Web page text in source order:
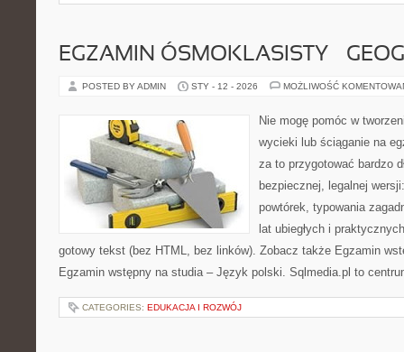
EGZAMIN ÓSMOKLASISTY –
POSTED BY ADMIN STY - 12 - 2026 MOŻLIWOŚĆ
Nie mogę pomóc w
wycieki lub ściąganie na
za to przygotować bardzo
bezpiecznej, legalnej
powtórek, typowania
lat ubiegłych i
gotowy tekst (bez HTML, bez linków). Zobacz także Egzamin
Egzamin wstępny na studia – Język polski. Sqlmedia.pl to
CATEGORIES: EDUKACJA I ROZWÓJ